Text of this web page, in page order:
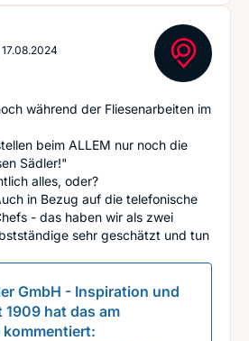
17.08.2024
während der Fliesenarbeiten im
beim ALLEM nur noch die
Sädler!"
alles, oder?
in Bezug auf die telefonische
- das haben wir als zwei
sehr geschätzt und tun
GmbH - Inspiration und
1909 hat das am
kommentiert: